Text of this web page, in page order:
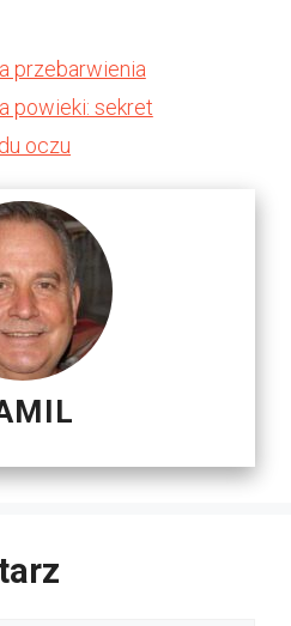
przebarwienia
powieki: sekret
oczu